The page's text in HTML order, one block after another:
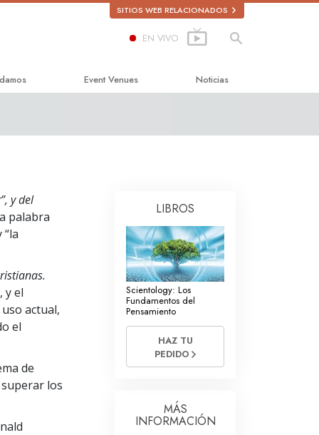
SITIOS WEB RELACIONADOS
EN VIVO
las Drogas
Ciudadanos por los
de Scientology
Event Venues Noticias
y del
palabra
y el
actual,
el
de
los
LIBROS
Scientology: Los
Fundamentos del
Pensamiento
HAZ TU
PEDIDO
MÁS
INFORMACIÓN